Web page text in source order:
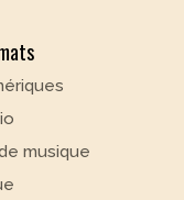
musique